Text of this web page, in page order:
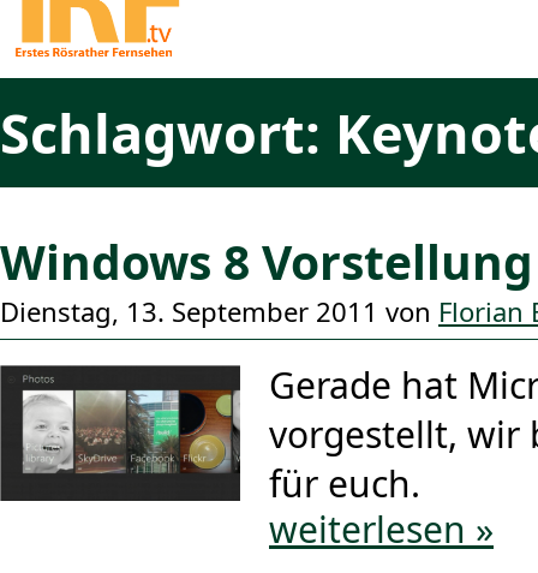
Schlagwort:
Windows 8 Vorstellung
Dienstag, 13. September 2011 von Florian
Gerade hat
vorgestellt, wir
für euch.
weiterlesen »